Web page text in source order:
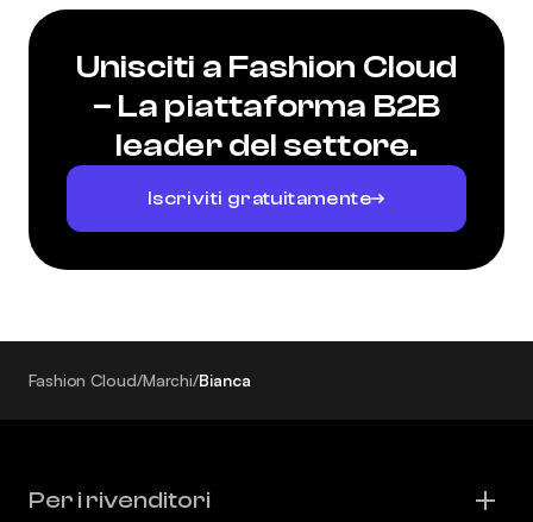
Unisciti a Fashion Cloud
– La piattaforma B2B
leader del settore.
Iscriviti gratuitamente
Fashion Cloud/Marchi/Bianca
Per i rivenditori